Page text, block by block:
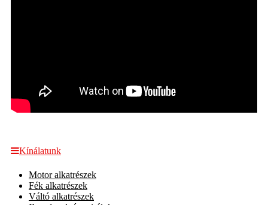
Kínálatunk
Motor alkatrészek
Fék alkatrészek
Váltó alkatrészek